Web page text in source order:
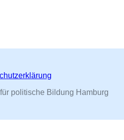
politische Bildung Hamburg